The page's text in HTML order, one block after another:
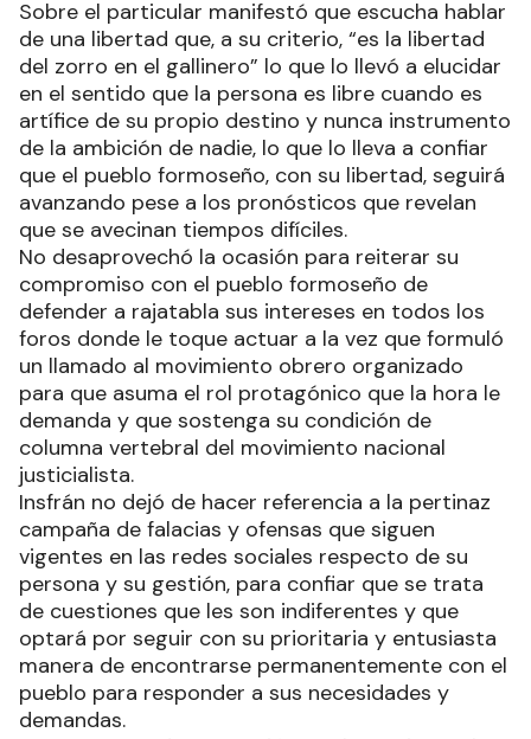
Sobre el particular manifestó que escucha hablar
de una libertad que, a su criterio, “es la libertad
del zorro en el gallinero” lo que lo llevó a elucidar
en el sentido que la persona es libre cuando es
artífice de su propio destino y nunca instrumento
de la ambición de nadie, lo que lo lleva a confiar
que el pueblo formoseño, con su libertad, seguirá
avanzando pese a los pronósticos que revelan
que se avecinan tiempos difíciles.
No desaprovechó la ocasión para reiterar su
compromiso con el pueblo formoseño de
defender a rajatabla sus intereses en todos los
foros donde le toque actuar a la vez que formuló
un llamado al movimiento obrero organizado
para que asuma el rol protagónico que la hora le
demanda y que sostenga su condición de
columna vertebral del movimiento nacional
justicialista.
Insfrán no dejó de hacer referencia a la pertinaz
campaña de falacias y ofensas que siguen
vigentes en las redes sociales respecto de su
persona y su gestión, para confiar que se trata
de cuestiones que les son indiferentes y que
optará por seguir con su prioritaria y entusiasta
manera de encontrarse permanentemente con el
pueblo para responder a sus necesidades y
demandas.